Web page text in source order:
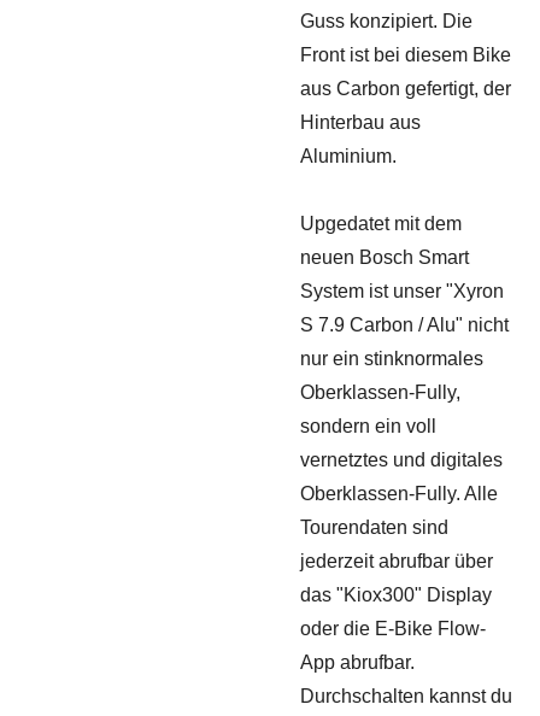
Guss konzipiert. Die
Front ist bei diesem Bike
aus Carbon gefertigt, der
Hinterbau aus
Aluminium.
Upgedatet mit dem
neuen Bosch Smart
System ist unser "Xyron
S 7.9 Carbon / Alu" nicht
nur ein stinknormales
Oberklassen-Fully,
sondern ein voll
vernetztes und digitales
Oberklassen-Fully. Alle
Tourendaten sind
jederzeit abrufbar über
das "Kiox300" Display
oder die E-Bike Flow-
App abrufbar.
Durchschalten kannst du